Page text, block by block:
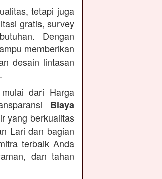
tetapi juga
gratis, survey
Dengan
memberikan
desain lintasan
dari Harga
Biaya
yang berkualitas
Lari dan bagian
terbaik Anda
dan tahan